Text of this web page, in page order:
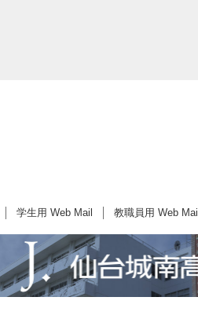
学生用 Web Mail 教職員用 Web Mail